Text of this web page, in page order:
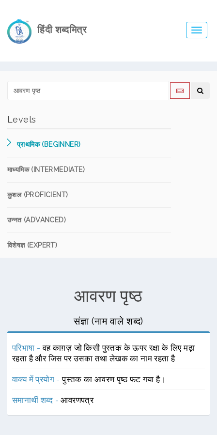
हिंदी शब्दमित्र
Levels
प्राथमिक (BEGINNER)
माध्यमिक (INTERMEDIATE)
कुशल (PROFICIENT)
उन्नत (ADVANCED)
विशेषज्ञ (EXPERT)
आवरण पृष्ठ
संज्ञा (नाम वाले शब्द)
परिभाषा -वह काग़ज़ जो किसी पुस्तक के ऊपर रक्षा के लिए मढ़ा
रहता है और जिस पर उसका तथा लेखक का नाम रहता है
वाक्य में प्रयोग -पुस्तक का आवरण पृष्ठ फट गया है।
समानार्थी शब्द -आवरणपत्र